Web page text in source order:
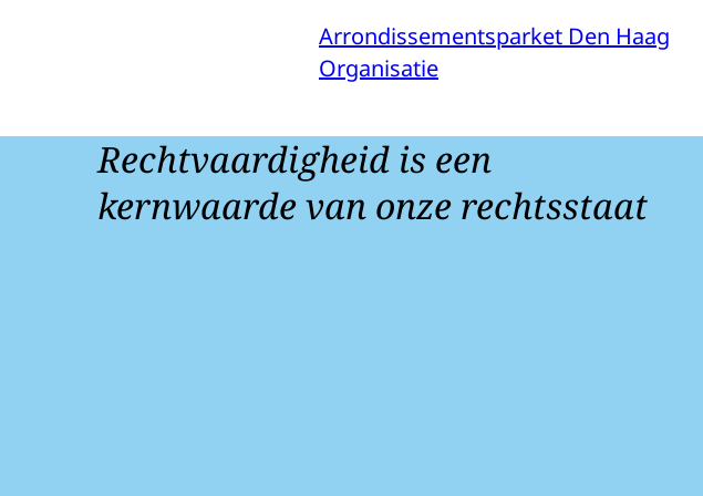
Arrondissementsparket Den Haag
Organisatie
Rechtvaardigheid is een
kernwaarde van onze rechtsstaat